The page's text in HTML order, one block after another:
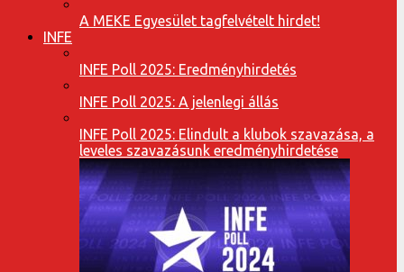
A MEKE Egyesület tagfelvételt hirdet!
INFE
INFE Poll 2025: Eredményhirdetés
INFE Poll 2025: A jelenlegi állás
INFE Poll 2025: Elindult a klubok szavazása, a
leveles szavazásunk eredményhirdetése